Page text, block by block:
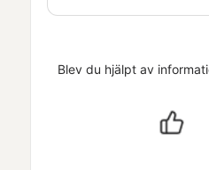
Blev du hjälpt av